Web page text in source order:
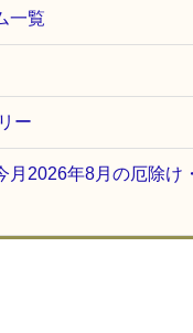
一覧
ー
月2026年8月の厄除